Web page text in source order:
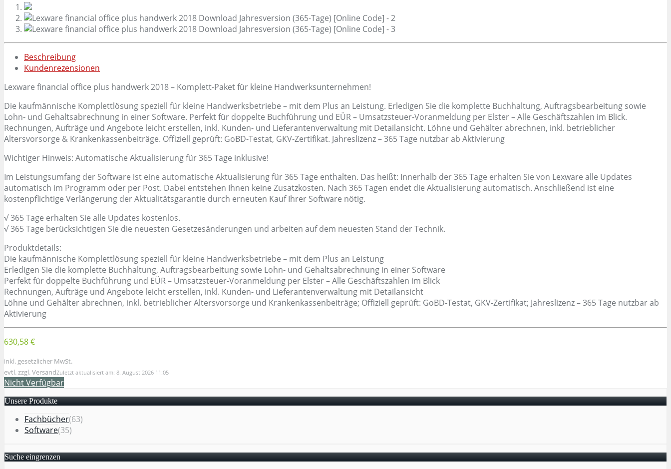
Beschreibung
Kundenrezensionen
Lexware financial office plus handwerk 2018 – Komplett-Paket für kleine Handwerksunternehmen!
Die kaufmännische Komplettlösung speziell für kleine Handwerksbetriebe – mit dem Plus an Leistung. Erledigen Sie die komplette Buchhaltung, Auftragsbearbeitung sowie
Lohn- und Gehaltsabrechnung in einer Software. Perfekt für doppelte Buchführung und EÜR – Umsatzsteuer-Voranmeldung per Elster – Alle Geschäftszahlen im Blick.
Rechnungen, Aufträge und Angebote leicht erstellen, inkl. Kunden- und Lieferantenverwaltung mit Detailansicht. Löhne und Gehälter abrechnen, inkl. betrieblicher
Altersvorsorge & Krankenkassenbeiträge. Offiziell geprüft: GoBD-Testat, GKV-Zertifikat. Jahreslizenz – 365 Tage nutzbar ab Aktivierung
Wichtiger Hinweis: Automatische Aktualisierung für 365 Tage inklusive!
Im Leistungsumfang der Software ist eine automatische Aktualisierung für 365 Tage enthalten. Das heißt: Innerhalb der 365 Tage erhalten Sie von Lexware alle Updates
automatisch im Programm oder per Post. Dabei entstehen Ihnen keine Zusatzkosten. Nach 365 Tagen endet die Aktualisierung automatisch. Anschließend ist eine
kostenpflichtige Verlängerung der Aktualitätsgarantie durch erneuten Kauf Ihrer Software nötig.
√ 365 Tage erhalten Sie alle Updates kostenlos.
√ 365 Tage berücksichtigen Sie die neuesten Gesetzesänderungen und arbeiten auf dem neuesten Stand der Technik.
Produktdetails:
Die kaufmännische Komplettlösung speziell für kleine Handwerksbetriebe – mit dem Plus an Leistung
Erledigen Sie die komplette Buchhaltung, Auftragsbearbeitung sowie Lohn- und Gehaltsabrechnung in einer Software
Perfekt für doppelte Buchführung und EÜR – Umsatzsteuer-Voranmeldung per Elster – Alle Geschäftszahlen im Blick
Rechnungen, Aufträge und Angebote leicht erstellen, inkl. Kunden- und Lieferantenverwaltung mit Detailansicht
Löhne und Gehälter abrechnen, inkl. betrieblicher Altersvorsorge und Krankenkassenbeiträge; Offiziell geprüft: GoBD-Testat, GKV-Zertifikat; Jahreslizenz – 365 Tage nutzbar ab
Aktivierung
630,58 €
inkl. gesetzlicher MwSt.
evtl. zzgl. VersandZuletzt aktualisiert am: 8. August 2026 11:05
Nicht Verfügbar
Unsere Produkte
Fachbücher(63)
Software(35)
Suche eingrenzen